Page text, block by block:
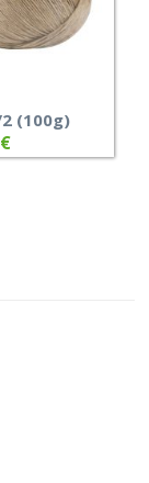
(100g)
€